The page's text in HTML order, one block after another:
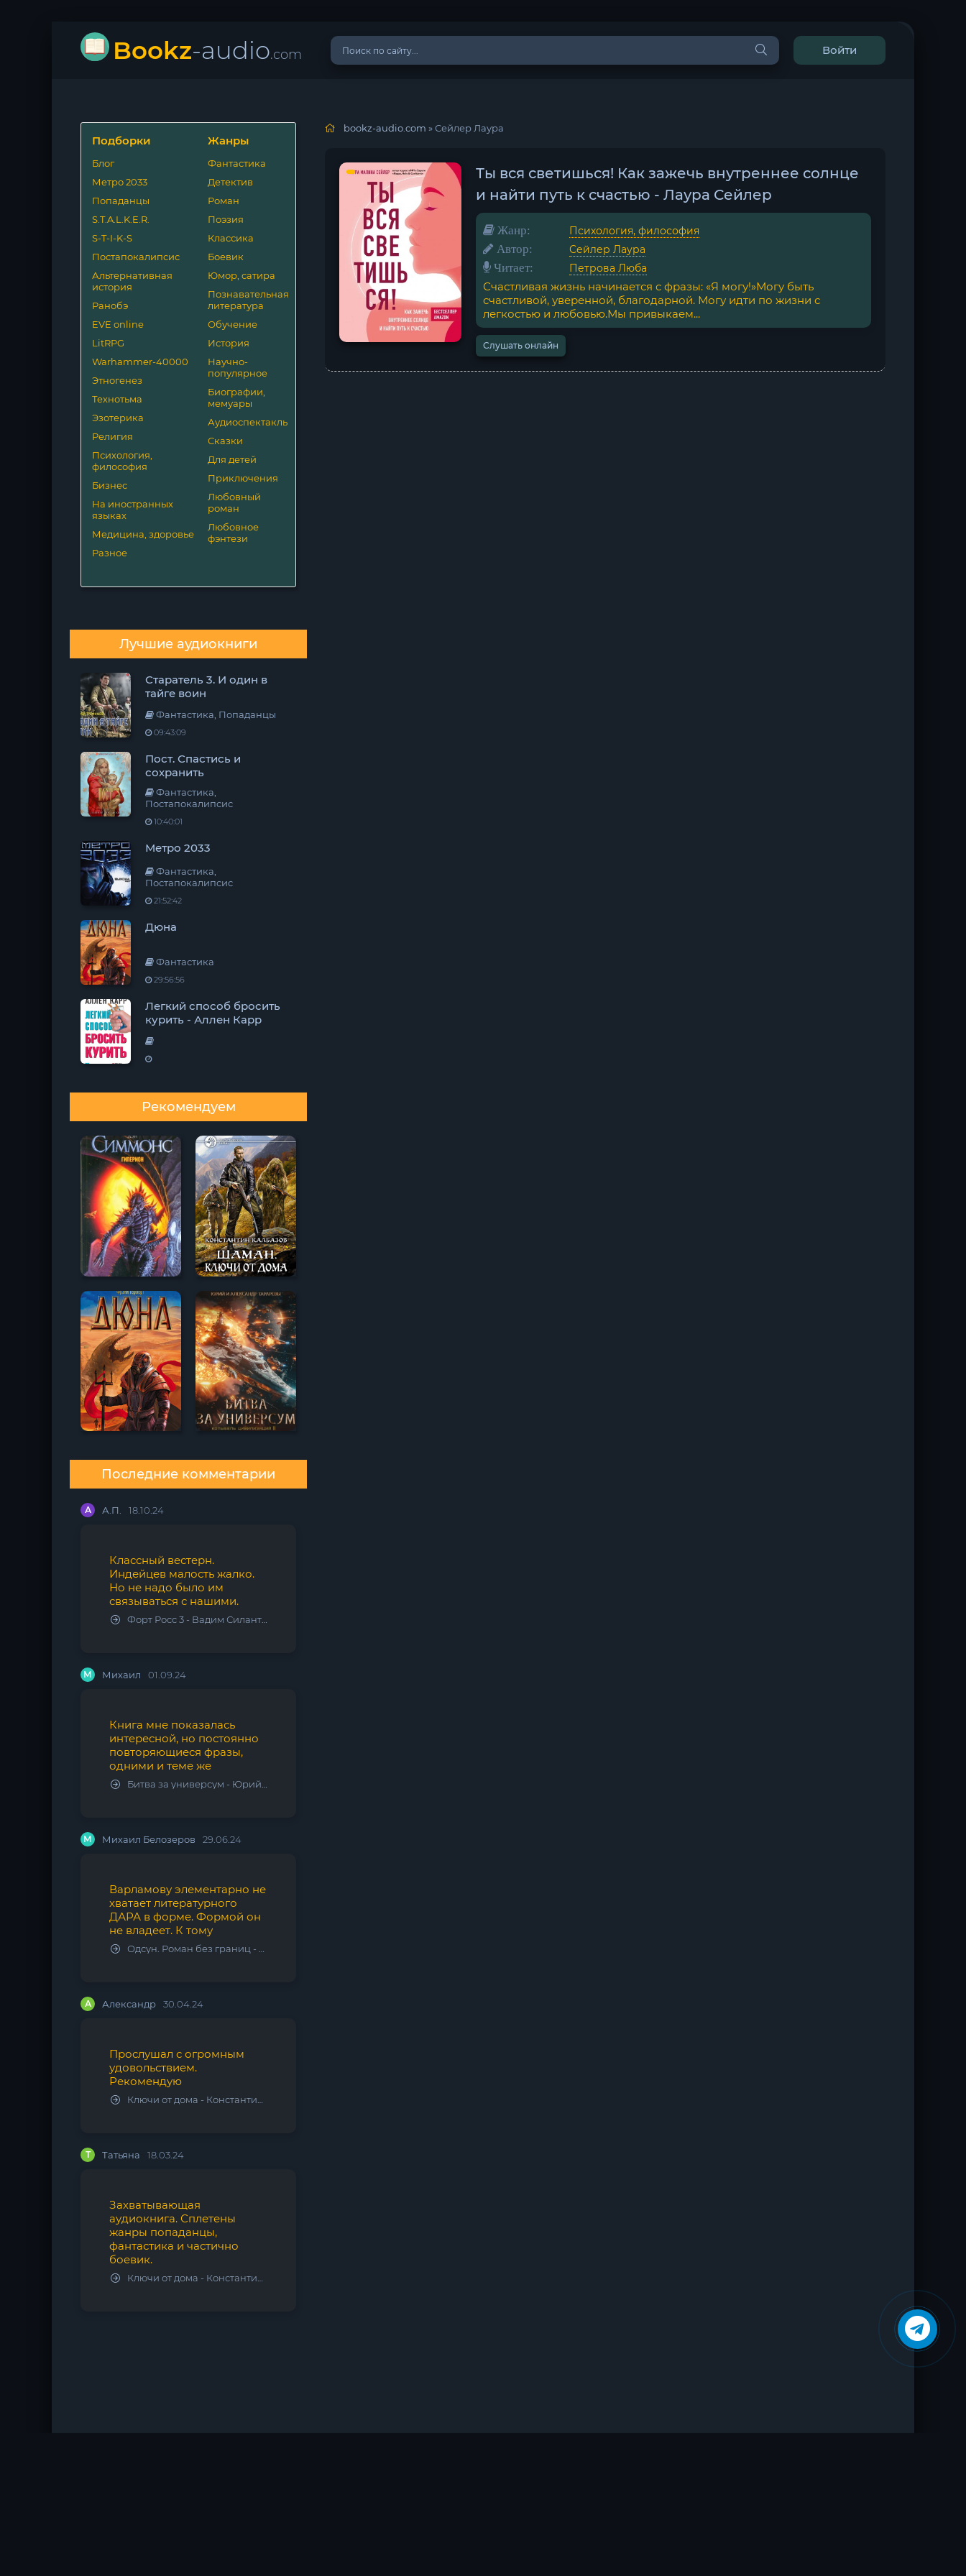
Bookz-audio.com Войти
Подборки
Блог
Метро 2033
Попаданцы
S.T.A.L.K.E.R.
S-T-I-K-S
Постапокалипсис
Альтернативная
история
Ранобэ
EVE online
LitRPG
Warhammer-40000
Этногенез
Технотьма
Эзотерика
Религия
Психология,
философия
Бизнес
На иностранных
языках
Медицина, здоровье
Разное
Жанры
Фантастика
Детектив
Роман
Поэзия
Классика
Боевик
Юмор, сатира
Познавательная
литература
Обучение
История
Научно-
популярное
Биографии,
мемуары
Аудиоспектакль
Сказки
Для детей
Приключения
Любовный
роман
Любовное
фэнтези
Лучшие аудиокниги
Старатель 3. И один в
тайге воин
Фантастика, Попаданцы
09:43:09
Пост. Спастись и
сохранить
Фантастика,
Постапокалипсис
10:40:01
Метро 2033
Фантастика,
Постапокалипсис
21:52:42
Дюна
Фантастика
29:56:56
Легкий способ бросить
курить - Аллен Карр
Рекомендуем
Последние комментарии
А А.П. 18.10.24
Классный вестерн.
Индейцев малость жалко.
Но не надо было им
связываться с нашими.
Форт Росс 3 - Вадим Силантьев
М Михаил 01.09.24
Книга мне показалась
интересной, но постоянно
повторяющиеся фразы,
одними и теме же
Битва за универсум - Юрий Тарарев, Александр Тарарев
М Михаил Белозеров 29.06.24
Варламову элементарно не
хватает литературного
ДАРА в форме. Формой он
не владеет. К тому
Одсун. Роман без границ - Алексей Варламов
А Александр 30.04.24
Прослушал с огромным
удовольствием.
Рекомендую
Ключи от дома - Константин Калбазов
Т Татьяна 18.03.24
Захватывающая
аудиокнига. Сплетены
жанры попаданцы,
фантастика и частично
боевик.
Ключи от дома - Константин Калбазов
bookz-audio.com » Сейлер Лаура
Ты вся светишься! Как зажечь внутреннее солнце
и найти путь к счастью - Лаура Сейлер
Жанр: Психология, философия
Автор: Сейлер Лаура
Читает: Петрова Люба
Счастливая жизнь начинается с фразы: «Я могу!»Могу быть
счастливой, уверенной, благодарной. Могу идти по жизни с
легкостью и любовью.Мы привыкаем...
Слушать онлайн